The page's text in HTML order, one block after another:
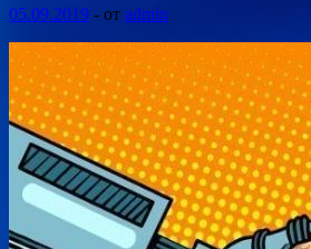
05.09.2019 - от admin